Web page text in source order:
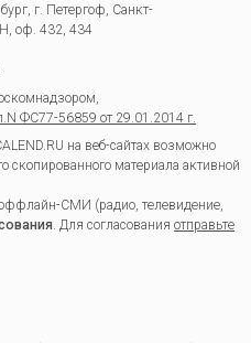
г. Петергоф, Санкт-
Н, оф. 432, 434
ФС77-56859 от 29.01.2014 г.
на веб-сайтах возможно
скопированного материала активной
СМИ (радио, телевидение,
. Для согласования отправьте